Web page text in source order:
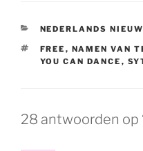
CATEGORIEËN
NEDERLANDS
TAGS
FREE , NAMEN VAN
YOU CAN DANCE ,
28 antwoorden op